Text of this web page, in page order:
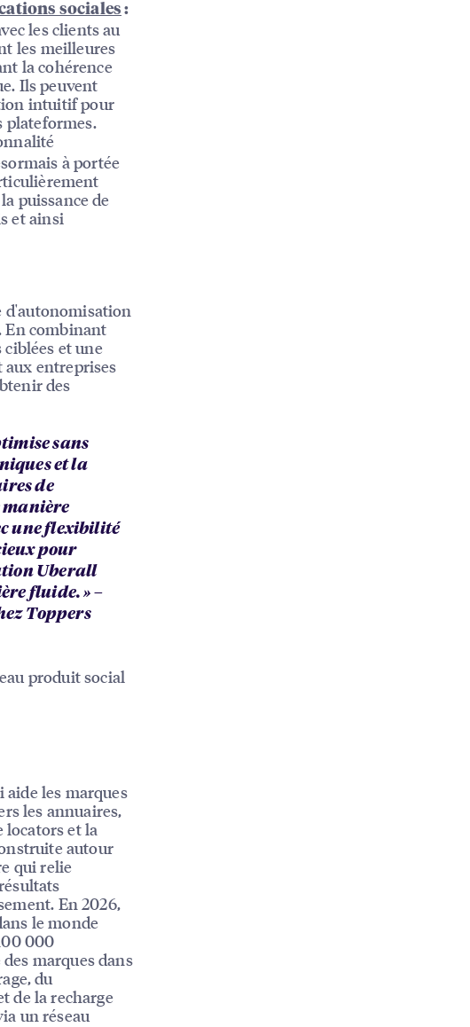
sociales :
les clients au
les meilleures
la cohérence
Ils peuvent
intuitif pour
plateformes.
à portée
puissance de
et ainsi
d'autonomisation
En combinant
et une
aux entreprises
des
sans
et la
de
manière
une flexibilité
pour
Uberall
fluide. » –
Toppers
produit social
les marques
les annuaires,
locators et la
autour
qui relie
En 2026,
le monde
000
marques dans
du
de la recharge
un réseau